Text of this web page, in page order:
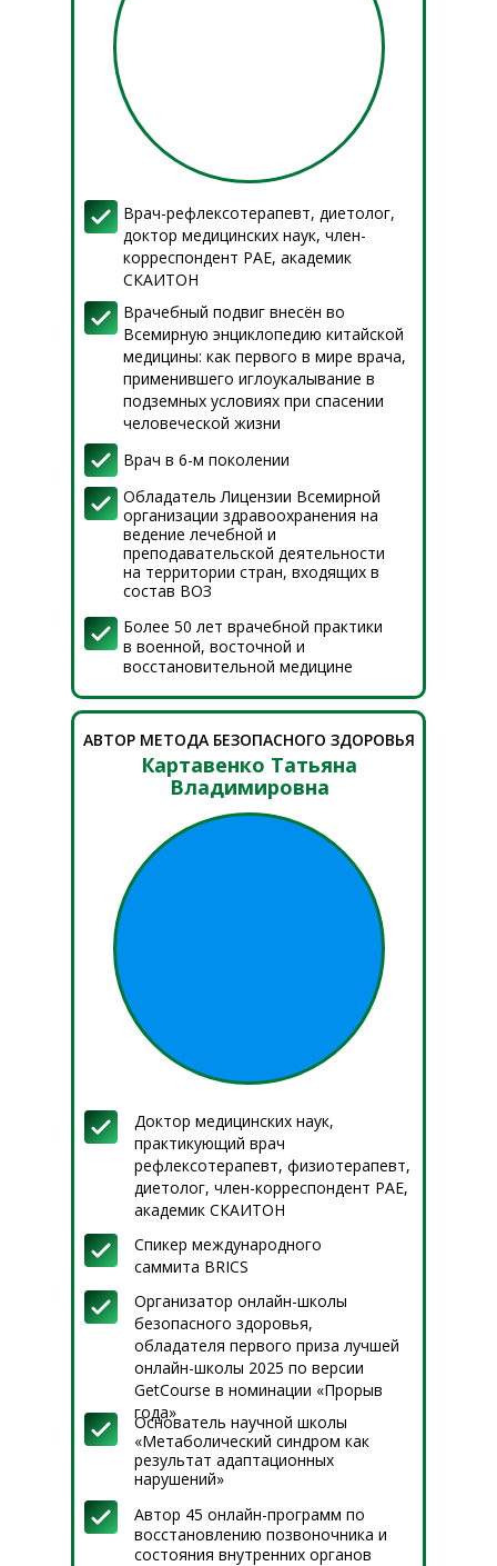
Врач-рефлексотерапевт, диетолог,
доктор медицинских наук, член-
корреспондент РАЕ, академик
СКАИТОН
Врачебный подвиг внесён во
Всемирную энциклопедию китайской
медицины: как первого в мире врача,
применившего иглоукалывание в
подземных условиях при спасении
человеческой жизни
Врач в 6-м поколении
Обладатель Лицензии Всемирной
организации здравоохранения на
ведение лечебной и
преподавательской деятельности
на территории стран, входящих в
состав ВОЗ
Более 50 лет врачебной практики
в военной, восточной и
восстановительной медицине
Картавенко Татьяна
Владимировна
Доктор медицинских наук,
практикующий врач
рефлексотерапевт, физиотерапевт,
диетолог, член-корреспондент РАЕ,
академик СКАИТОН
Спикер международного
саммита BRICS
Организатор онлайн-школы
безопасного здоровья,
обладателя первого приза лучшей
онлайн-школы 2025 по версии
GetCourse в номинации «Прорыв
года»
Основатель научной школы
«Метаболический синдром как
результат адаптационных
нарушений»
Автор 45 онлайн-программ по
восстановлению позвоночника и
состояния внутренних органов
АВТОР МЕТОДА БЕЗОПАСНОГО ЗДОРОВЬЯ